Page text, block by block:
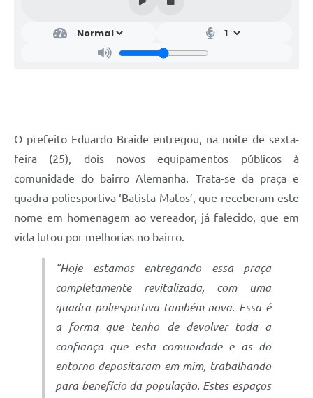
O prefeito Eduardo Braide entregou, na noite de sexta-
feira (25), dois novos equipamentos públicos à
comunidade do bairro Alemanha. Trata-se da praça e
quadra poliesportiva ‘Batista Matos’, que receberam este
nome em homenagem ao vereador, já falecido, que em
vida lutou por melhorias no bairro.
“Hoje estamos entregando essa praça
completamente revitalizada, com uma
quadra poliesportiva também nova. Essa é
a forma que tenho de devolver toda a
confiança que esta comunidade e as do
entorno depositaram em mim, trabalhando
para benefício da população. Estes espaços